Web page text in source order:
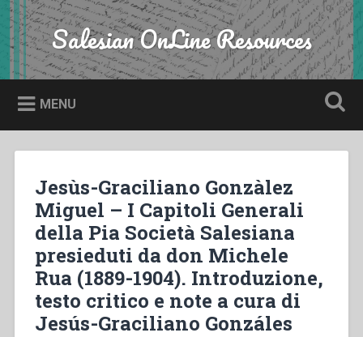
Skip
to
content
Search Salesian OnLine Resources
MENU
Jesùs-Graciliano Gonzàlez
Miguel – I Capitoli Generali
della Pia Società Salesiana
presieduti da don Michele
Rua (1889-1904). Introduzione,
testo critico e note a cura di
Jesús-Graciliano Gonzáles